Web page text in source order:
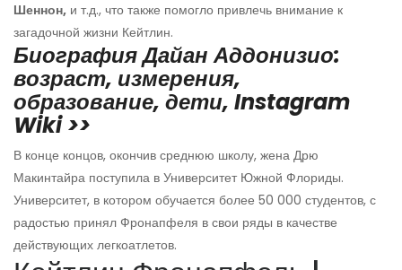
Шеннон, и т.д., что также помогло привлечь внимание к
загадочной жизни Кейтлин.
Биография Дайан Аддонизио:
возраст, измерения,
образование, дети, Instagram
Wiki >>
В конце концов, окончив среднюю школу, жена Дрю
Макинтайра поступила в Университет Южной Флориды.
Университет, в котором обучается более 50 000 студентов, с
радостью принял Фронапфеля в свои ряды в качестве
действующих легкоатлетов.